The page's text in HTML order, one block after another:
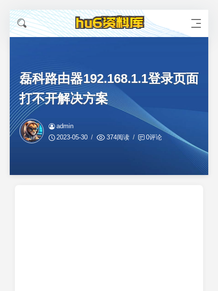
磊科路由器192.168.1.1登录页面
打不开解决方案
admin
2023-05-30
374阅读 0评论